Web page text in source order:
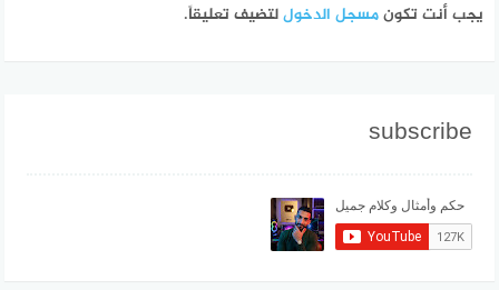
يجب أنت تكونمسجل الدخوللتضيف تعليقاً.
subscribe